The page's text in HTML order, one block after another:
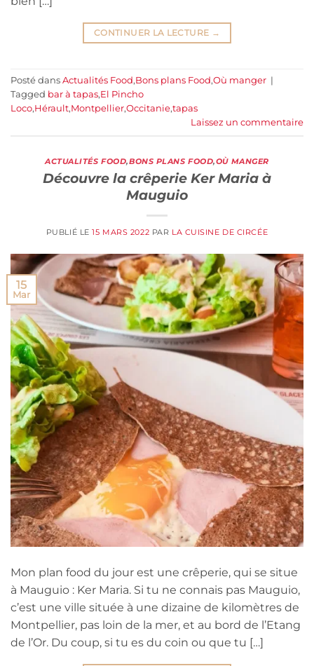
CONTINUER LA LECTURE →
Posté dans Actualités Food,Bons plans Food,Où manger |
Tagged bar à tapas,El Pincho
Loco,Hérault,Montpellier,Occitanie,tapas
Laissez un commentaire
ACTUALITÉS FOOD,BONS PLANS FOOD,OÙ MANGER
Découvre la crêperie Ker Maria à
Mauguio
PUBLIÉ LE15 MARS 2022 PAR LA CUISINE DE CIRCÉE
15
Mar
Mon plan food du jour est une crêperie, qui se situe
à Mauguio : Ker Maria. Si tu ne connais pas Mauguio,
c’est une ville située à une dizaine de kilomètres de
Montpellier, pas loin de la mer, et au bord de l’Etang
de l’Or. Du coup, si tu es du coin ou que tu […]